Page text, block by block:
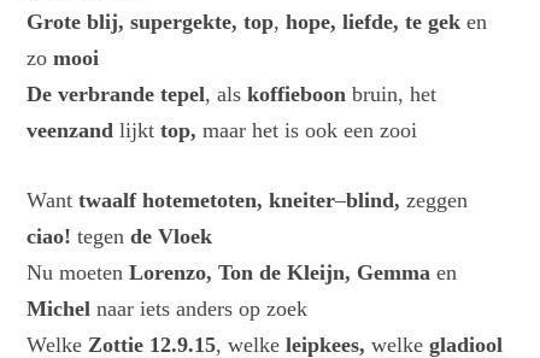
Grote blij, supergekte, top,hope, liefde, te geken
zo mooi
De verbrande tepel, alskoffieboon bruin, het
veenzandlijkttop,maar het is ook een zooi
Want twaalf hotemetoten, kneiter–blind, zeggen
ciao! tegende Vloek
Nu moetenLorenzo, Ton de Kleijn, Gemma en
Michelnaar iets anders op zoek
Welke Zottie 12.9.15, welkeleipkees, welkegladiool